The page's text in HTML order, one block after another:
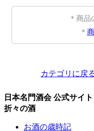
＊商
＊
カテゴリに戻
日本名門酒会 公式サイト
折々の酒
お酒の歳時記